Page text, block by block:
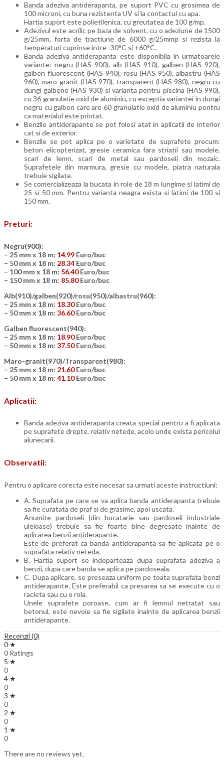
Banda adeziva antiderapanta, pe suport PVC cu grosimea de
100 microni, cu buna rezistenta UV si la contactul cu apa.
Hartia suport este polietilenica, cu greutatea de 100 g/mp.
Adezivul este acrilic pe baza de solvent, cu o adeziune de 1500
g/25mm, forta de tractiune de 6000 g/25mmp si rezista la
temperaturi cuprinse intre -30°C si +60°C.
Banda adeziva antiderapanta este disponibila in urmatoarele
variante: negru (HAS 900), alb (HAS 910), galben (HAS 920),
galben fluorescent (HAS 940), rosu (HAS 950), albastru (HAS
960), maro-granit (HAS 970), transparent (HAS 980), negru cu
dungi galbene (HAS 930) si varianta pentru piscina (HAS 990),
cu 36 granulatie oxid de aluminiu, cu exceptia variantei in dungi
negru cu galben care are 60 granulatie oxid de aluminiu pentru
ca materialul este printat.
Benzile antiderapante se pot folosi atat in aplicatii de interior
cat si de exterior.
Benzile se pot aplica pe o varietate de suprafete precum:
beton elicopterizat, gresie ceramica fara striatii sau modele,
scari de lemn, scari de metal sau pardoseli din mozaic.
Suprafetele din marmura, gresie cu modele, piatra naturala
trebuie sigilate.
Se comercializeaza la bucata in role de 18 m lungime si latimi de
25 si 50 mm. Pentru varianta neagra exista si latimi de 100 si
150 mm.
Preturi:
Negru(900):
– 25 mm x 18 m: 14.99 Euro/buc
– 50 mm x 18 m: 28.34 Euro/buc
– 100 mm x 18 m: 56.40Euro/buc
– 150 mm x 18 m: 85.80Euro/buc
Alb(910)/galben(920)/rosu(950)/albastru(960):
– 25 mm x 18 m: 18.30Euro/buc
– 50 mm x 18 m: 36.60Euro/buc
Galben fluorescent(940):
– 25 mm x 18 m: 18.90Euro/buc
– 50 mm x 18 m: 37.50Euro/buc
Maro-granit(970)/Transparent(980):
– 25 mm x 18 m: 21.60Euro/buc
– 50 mm x 18 m: 41.10Euro/buc
Aplicatii:
Banda adeziva antiderapanta creata special pentru a fi aplicata
pe suprafete drepte, relativ netede, acolo unde exista pericolul
alunecarii.
Observatii:
Pentru o aplicare corecta este necesar sa urmati aceste instructiuni:
A. Suprafata pe care se va aplica banda antiderapanta trebuie
sa fie curatata de praf si de grasime, apoi uscata.
Anumite pardoseli (din bucatarie sau pardoseli industriale
uleioase) trebuie sa fie foarte bine degresate inainte de
aplicarea benzii antiderapante.
Este de preferat ca banda antiderapanta sa fie aplicata pe o
suprafata relativ neteda.
B. Hartia suport se indeparteaza dupa suprafata adeziva a
benzii, dupa care banda se aplica pe pardoseala.
C. Dupa aplicare, se preseaza uniform pe toata suprafata benzi
antiderapante. Este preferabil ca presarea sa se execute cu o
racleta sau cu o rola.
Unele suprafete poroase, cum ar fi lemnul netratat sau
betonul, este nevoie sa fie sigilate inainte de aplicarea benzii
antiderapante.
Recenzii (0)
0 ★
0 Ratings
5 ★
0
4 ★
0
3 ★
0
2 ★
0
1 ★
0
There are no reviews yet.